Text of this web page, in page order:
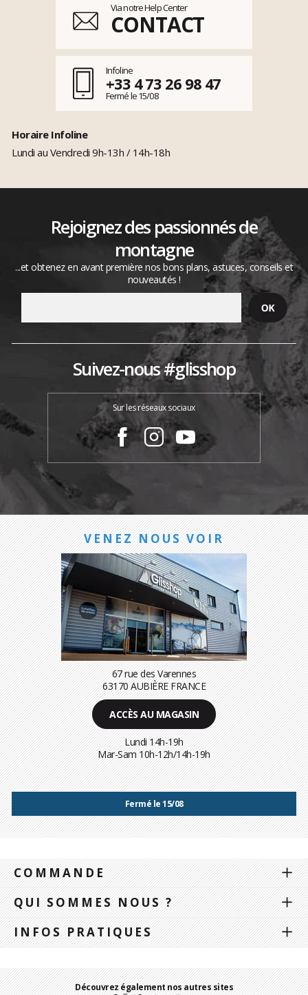
Via notre Help Center
CONTACT
Infoline
+33 4 73 26 98 47
Fermé le 15/08
Horaire Infoline
Lundi au Vendredi 9h-13h / 14h-18h
Rejoignez des passionnés de
montagne
...et obtenez en avant première nos bons plans, astuces, conseils et
nouveautés !
Suivez-nous #glisshop
Sur les réseaux sociaux
VENEZ NOUS VOIR
67 rue des Varennes
63170 AUBIÈRE FRANCE
ACCÈS AU MAGASIN
Lundi 14h-19h
Mar-Sam 10h-12h/14h-19h
Fermé le 15/08
COMMANDE
QUI SOMMES NOUS ?
INFOS PRATIQUES
Découvrez également nos autres sites